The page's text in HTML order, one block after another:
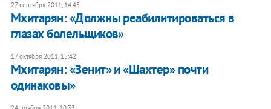
27 сентября 2011, 14:45
Мхитарян: «Должны реабилитироваться в
глазах болельщиков»
17 октября 2011, 15:42
Мхитарян: «Зенит» и «Шахтер» почти
одинаковы»